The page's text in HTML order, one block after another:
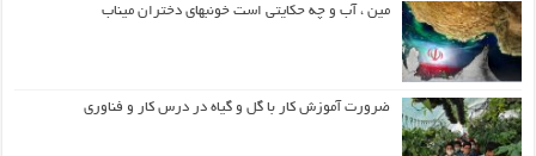
مین ، آب و چه حکایتی است خونبهای دختران میناب
ضرورت آموزش کار با گل و گیاه در درس کار و فناوری